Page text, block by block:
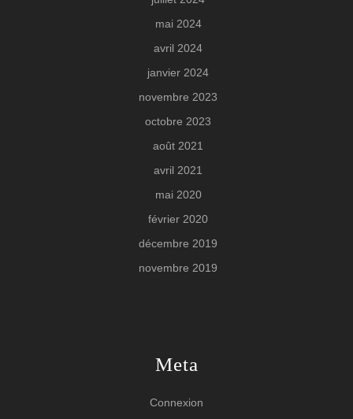
mai 2024
avril 2024
janvier 2024
novembre 2023
octobre 2023
août 2021
avril 2021
mai 2020
février 2020
décembre 2019
novembre 2019
Meta
Connexion